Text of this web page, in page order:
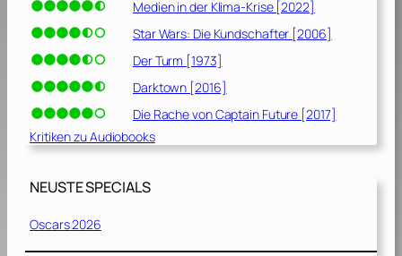
Medien in der Klima-Krise [2022]
Star Wars: Die Kundschafter [2006]
Der Turm [1973]
Darktown [2016]
Die Rache von Captain Future [2017]
Kritiken zu Audiobooks
NEUSTE SPECIALS
Oscars 2026